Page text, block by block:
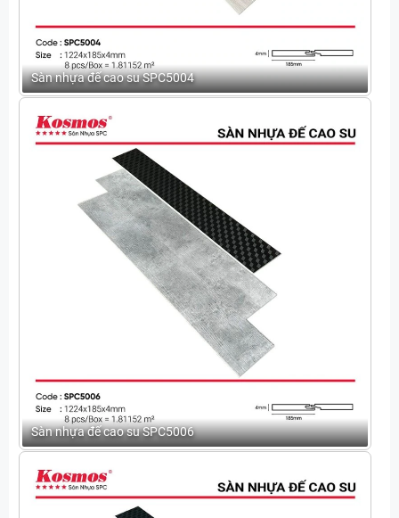
Sàn nhựa đế cao su SPC5004
Sàn nhựa đế cao su SPC5006